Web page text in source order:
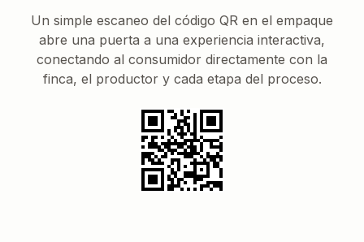
Un simple escaneo del código QR en el empaque
abre una puerta a una experiencia interactiva,
conectando al consumidor directamente con la
finca, el productor y cada etapa del proceso.